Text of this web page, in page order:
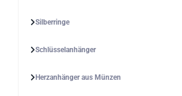
Silberringe
Schlüsselanhänger
Herzanhänger aus Münzen